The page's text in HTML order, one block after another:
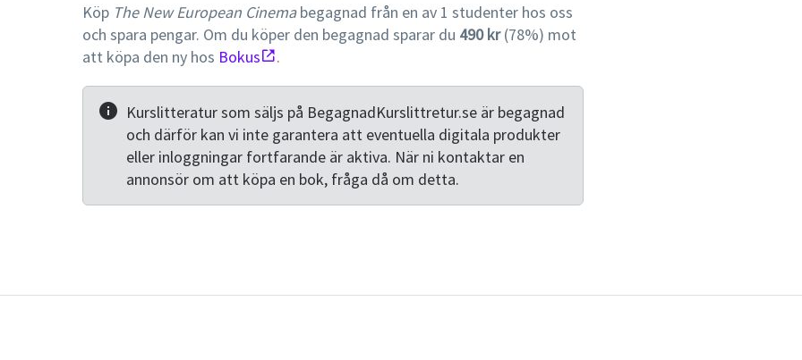
Köp The New European Cinemabegagnad från en av 1 studenter hos oss
och spara pengar. Om du köper den begagnad sparar du 490 kr(78%) mot
att köpa den ny hos Bokus .
Kurslitteratur som säljs på BegagnadKurslittretur.se är begagnad
och därför kan vi inte garantera att eventuella digitala produkter
eller inloggningar fortfarande är aktiva. När ni kontaktar en
annonsör om att köpa en bok, fråga då om detta.